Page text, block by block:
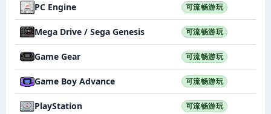
PC Engine 可流畅游玩
Mega Drive / Sega Genesis 可流畅游玩
Game Gear 可流畅游玩
Game Boy Advance 可流畅游玩
PlayStation 可流畅游玩